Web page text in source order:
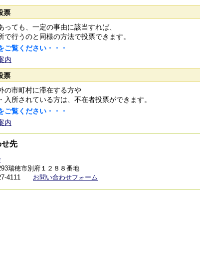
票
ても、一定の事由に該当すれば、
行うのと同様の方法で投票できます。
ご覧ください・・・
内
票
の市町村に滞在する方や
所されている方は、不在者投票ができます。
ご覧ください・・・
内
せ先
瑞穂市別府１２８８番地
4111
お問い合わせフォーム